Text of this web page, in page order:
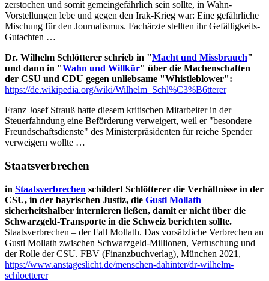
zerstochen und somit gemeingefährlich sein sollte, in Wahn-
Vorstellungen lebe und gegen den Irak-Krieg war: Eine gefährliche
Mischung für den Journalismus. Fachärzte stellten ihr Gefälligkeits-
Gutachten …
Dr. Wilhelm Schlötterer schrieb in "Macht und Missbrauch"
und dann in "Wahn und Willkür" über die Machenschaften
der CSU und CDU gegen unliebsame "Whistleblower":
https://de.wikipedia.org/wiki/Wilhelm_Schl%C3%B6tterer
Franz Josef Strauß hatte diesem kritischen Mitarbeiter in der
Steuerfahndung eine Beförderung verweigert, weil er "besondere
Freundschaftsdienste" des Ministerpräsidenten für reiche Spender
verweigern wollte …
Staatsverbrechen
in Staatsverbrechen schildert Schlötterer die Verhältnisse in der
CSU, in der bayrischen Justiz, die Gustl Mollath
sicherheitshalber internieren ließen, damit er nicht über die
Schwarzgeld-Transporte in die Schweiz berichten sollte.
Staatsverbrechen – der Fall Mollath. Das vorsätzliche Verbrechen an
Gustl Mollath zwischen Schwarzgeld-Millionen, Vertuschung und
der Rolle der CSU. FBV (Finanzbuchverlag), München 2021,
https://www.anstageslicht.de/menschen-dahinter/dr-wilhelm-
schloetterer